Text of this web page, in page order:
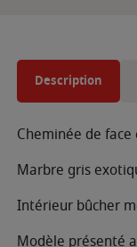
Description
Cheminée de
Marbre gris
Intérieur bûcher
Modèle présenté